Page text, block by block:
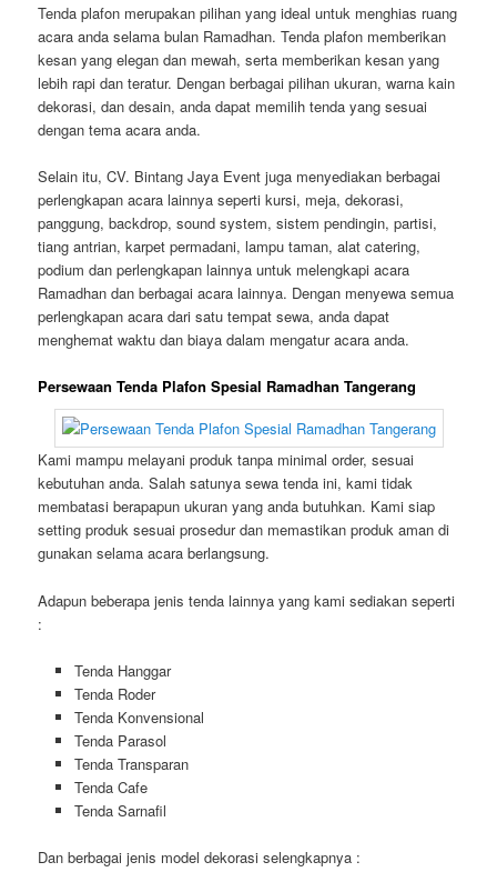
Tenda plafon merupakan pilihan yang ideal untuk menghias ruang
acara anda selama bulan Ramadhan. Tenda plafon memberikan
kesan yang elegan dan mewah, serta memberikan kesan yang
lebih rapi dan teratur. Dengan berbagai pilihan ukuran, warna kain
dekorasi, dan desain, anda dapat memilih tenda yang sesuai
dengan tema acara anda.
Selain itu, CV. Bintang Jaya Event juga menyediakan berbagai
perlengkapan acara lainnya seperti kursi, meja, dekorasi,
panggung, backdrop, sound system, sistem pendingin, partisi,
tiang antrian, karpet permadani, lampu taman, alat catering,
podium dan perlengkapan lainnya untuk melengkapi acara
Ramadhan dan berbagai acara lainnya. Dengan menyewa semua
perlengkapan acara dari satu tempat sewa, anda dapat
menghemat waktu dan biaya dalam mengatur acara anda.
Persewaan Tenda Plafon Spesial Ramadhan Tangerang
Kami mampu melayani produk tanpa minimal order, sesuai
kebutuhan anda. Salah satunya sewa tenda ini, kami tidak
membatasi berapapun ukuran yang anda butuhkan. Kami siap
setting produk sesuai prosedur dan memastikan produk aman di
gunakan selama acara berlangsung.
Adapun beberapa jenis tenda lainnya yang kami sediakan seperti
:
Tenda Hanggar
Tenda Roder
Tenda Konvensional
Tenda Parasol
Tenda Transparan
Tenda Cafe
Tenda Sarnafil
Dan berbagai jenis model dekorasi selengkapnya :